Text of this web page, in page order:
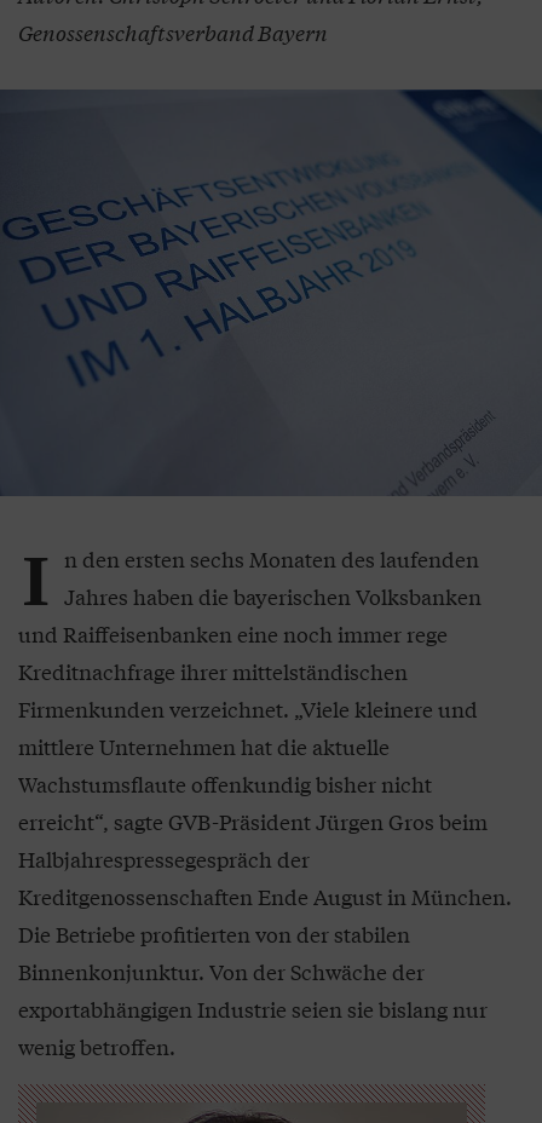
Genossenschaftsverband Bayern
I n den ersten sechs Monaten des laufenden
Jahres haben die bayerischen Volksbanken
und Raiffeisenbanken eine noch immer rege
Kreditnachfrage ihrer mittelständischen
Firmenkunden verzeichnet. „Viele kleinere und
mittlere Unternehmen hat die aktuelle
Wachstumsflaute offenkundig bisher nicht
erreicht“, sagte GVB-Präsident Jürgen Gros beim
Halbjahrespressegespräch der
Kreditgenossenschaften Ende August in München.
Die Betriebe profitierten von der stabilen
Binnenkonjunktur. Von der Schwäche der
exportabhängigen Industrie seien sie bislang nur
wenig betroffen.